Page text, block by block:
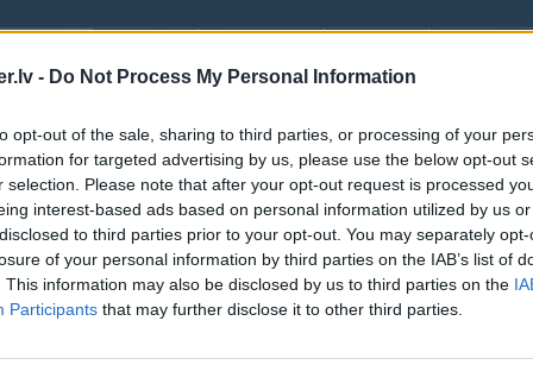
- Do Not Process My Personal Information
opt-out of the sale, sharing to third parties, or processing of your
for targeted advertising by us, please use the below opt-out
selection. Please note that after your opt-out request is processed
interest-based ads based on personal information utilized by us
to third parties prior to your opt-out. You may separately
of your personal information by third parties on the IAB’s list of
This information may also be disclosed by us to third parties on the
Participants that may further disclose it to other third parties.
Tehnikas uzlabošana
atsperes manai Viktorijai (e30)
Atbildēt
Ziņojums
09. Mar 2007, 21:10
gribu nedaudz pieseedinaat un nocietinaat savu E30 325e, taalab
vadliinijas par cietiibu, garumu, "aktiivajaam" atspereem, un protams tad